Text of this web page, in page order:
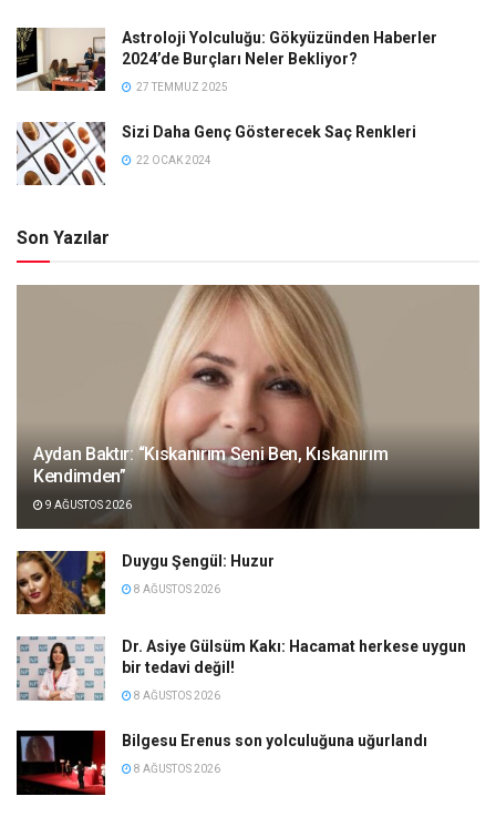
Astroloji Yolculuğu: Gökyüzünden Haberler
2024’de Burçları Neler Bekliyor?
27 TEMMUZ 2025
Sizi Daha Genç Gösterecek Saç Renkleri
22 OCAK 2024
Son Yazılar
Aydan Baktır: “Kıskanırım Seni Ben, Kıskanırım
Kendimden”
9 AĞUSTOS 2026
Duygu Şengül: Huzur
8 AĞUSTOS 2026
Dr. Asiye Gülsüm Kakı: Hacamat herkese uygun
bir tedavi değil!
8 AĞUSTOS 2026
Bilgesu Erenus son yolculuğuna uğurlandı
8 AĞUSTOS 2026